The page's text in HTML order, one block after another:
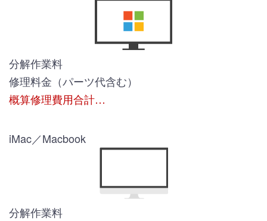
分解作業料
修理料金（パーツ代含む）
概算修理費用合計…
iMac／Macbook
分解作業料